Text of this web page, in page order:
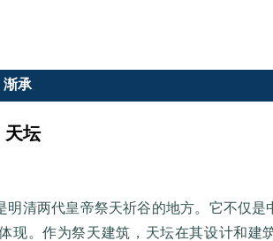
渐承
天坛
清两代皇帝祭天祈谷的地方。它不仅是
现。作为祭天建筑，天坛在其设计和建